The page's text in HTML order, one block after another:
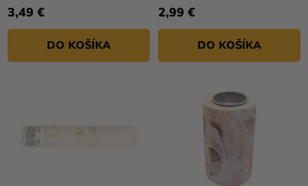
3,49 €
DO KOŠÍKA
2,99 €
DO KOŠÍKA